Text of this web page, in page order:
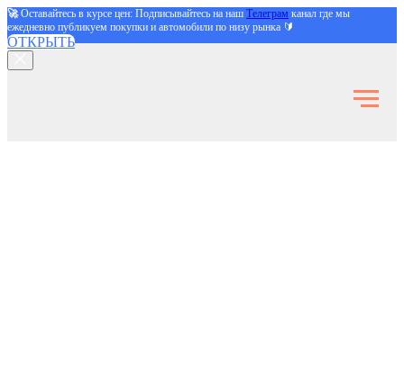
🚀Оставайтесь в курсе цен: Подписывайтесь на наш Телеграм канал где мы
ежедневно публикуем покупки и автомобили по низу рынка 🔰
ОТКРЫТЬ